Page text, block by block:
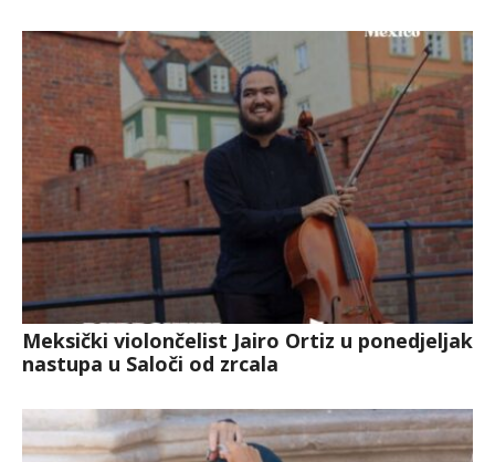
Meksički violončelist Jairo Ortiz u ponedjeljak
nastupa u Saloči od zrcala